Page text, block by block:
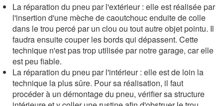
La réparation du pneu par l'extérieur : elle est réalisée par
l'insertion d'une mèche de caoutchouc enduite de colle
dans le trou percé par un clou ou tout autre objet pointu. Il
faudra ensuite couper les bords qui dépassent. Cette
technique n'est pas trop utilisée par notre garage, car elle
est peu fiable.
La réparation du pneu par l'intérieur : elle est de loin la
technique la plus sûre. Pour sa réalisation, il faut
procéder à un démontage du pneu, vérifier sa structure